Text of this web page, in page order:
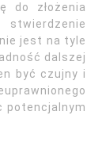
do złożenia
jest na tyle
dalszej
być czujny i
potencjalnym